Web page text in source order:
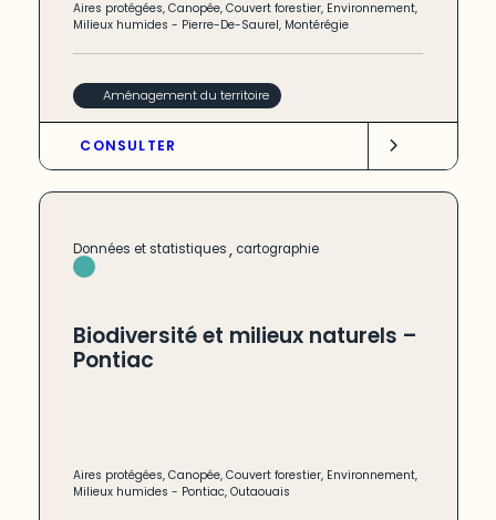
Aires protégées,Canopée,Couvert forestier, Environnement,
Milieux humides - Pierre-De-Saurel, Montérégie
Aménagement du territoire
CONSULTER
Données et statistiques, cartographie
Biodiversité et milieux naturels –
Pontiac
Aires protégées,Canopée,Couvert forestier, Environnement,
Milieux humides - Pontiac,Outaouais